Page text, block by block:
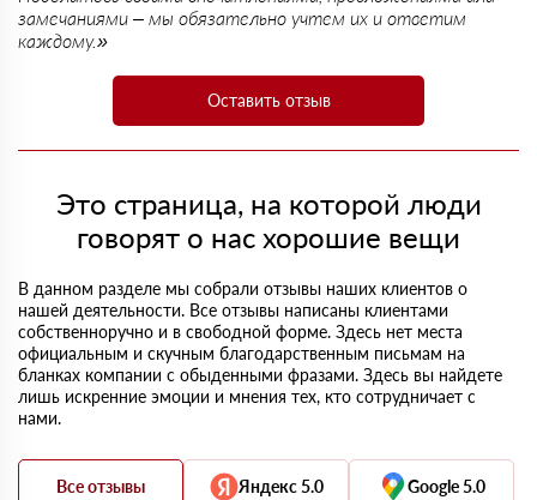
замечаниями – мы обязательно учтем их и ответим
каждому.»
Оставить отзыв
Это страница, на которой люди
говорят о нас хорошие вещи
В данном разделе мы собрали отзывы наших клиентов о
нашей деятельности. Все отзывы написаны клиентами
собственноручно и в свободной форме. Здесь нет места
официальным и скучным благодарственным письмам на
бланках компании с обыденными фразами. Здесь вы найдете
лишь искренние эмоции и мнения тех, кто сотрудничает с
нами.
Все отзывы Яндекс 5.0 Google 5.0